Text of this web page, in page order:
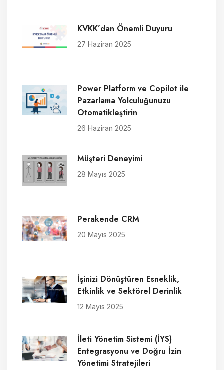
KVKK’dan Önemli Duyuru
27 Haziran 2025
Power Platform ve Copilot ile
Pazarlama Yolculuğunuzu
Otomatikleştirin
26 Haziran 2025
Müşteri Deneyimi
28 Mayıs 2025
Perakende CRM
20 Mayıs 2025
İşinizi Dönüştüren Esneklik,
Etkinlik ve Sektörel Derinlik
12 Mayıs 2025
İleti Yönetim Sistemi (İYS)
Entegrasyonu ve Doğru İzin
Yönetimi Stratejileri